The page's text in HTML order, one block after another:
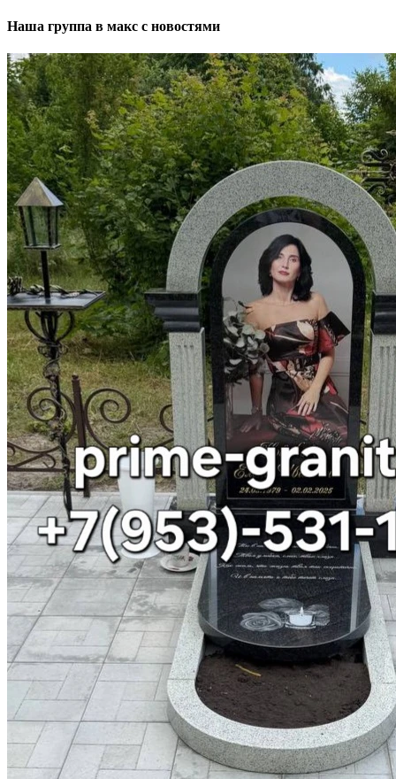
Наша группа в макс с новостями